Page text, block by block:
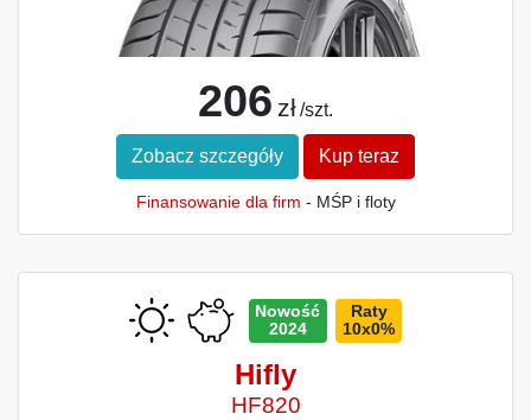
206 zł /szt.
Zobacz szczegóły Kup teraz
Finansowanie dla firm - MŚP i floty
Nowość
2024
Raty
10x0%
Hifly
HF820